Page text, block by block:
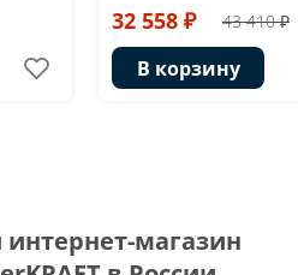
32 558 ₽ 43 410 ₽
В корзину
магазин